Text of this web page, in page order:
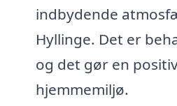
indbydende
Hyllinge. Det er
og det gør en
hjemmemiljø.